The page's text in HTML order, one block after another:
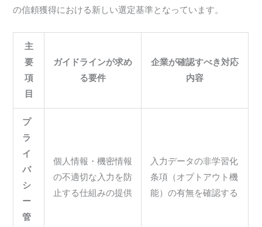
の信頼獲得における新しい選定基準となっています。
主
要
項
目
ガイドラインが求め
る要件
企業が確認すべき対応
内容
プ
ラ
イ
バ
シ
ー
管
個人情報・機密情報
の不適切な入力を防
止する仕組みの提供
入力データの非学習化
条項（オプトアウト機
能）の有無を確認する